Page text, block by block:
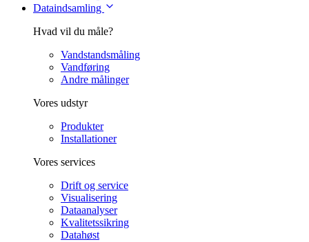
Dataindsamling
Hvad vil du måle?
Vandstandsmåling
Vandføring
Andre målinger
Vores udstyr
Produkter
Installationer
Vores services
Drift og service
Visualisering
Dataanalyser
Kvalitetssikring
Datahøst